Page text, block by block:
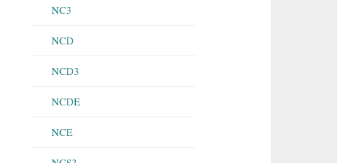
NC3
NCD
NCD3
NCDE
NCE